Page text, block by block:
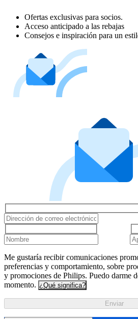
Ofertas exclusivas para socios.
Acceso anticipado a las rebajas
Consejos e inspiración para un
Me gustaría recibir comunicaciones
preferencias y comportamiento, sobre
y promociones de Philips. Puedo darme
momento. ¿Qué significa?
Enviar